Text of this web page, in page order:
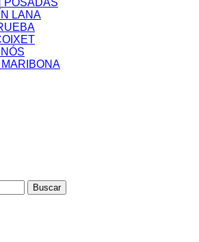
POSADAS
LANA
Buscar